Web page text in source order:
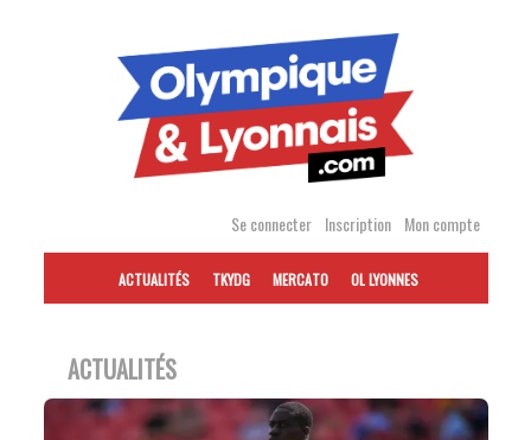
Se connecter Inscription Mon compte
ACTUALITÉS TKYDG MERCATO OL LYONNES
ACTUALITÉS